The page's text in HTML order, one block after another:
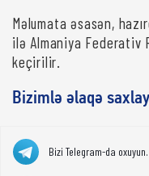
Məlumata əsasən,
ilə Almaniya Federativ
keçirilir.
Bizimlə əlaqə
Bizi Telegram-da